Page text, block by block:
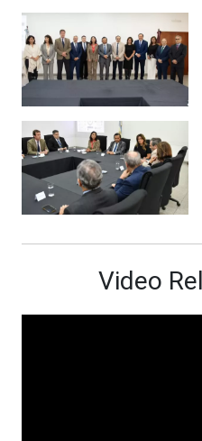
Video